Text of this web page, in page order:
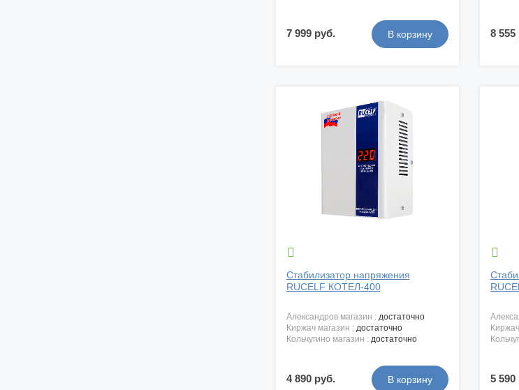
7 999 руб. 8 555

Стабилизатор напряжения
RUCELF КОТЕЛ-400
александров магазин : достаточно
киржач магазин : достаточно
кольчугино магазин : достаточно
4 890 руб.

5 590